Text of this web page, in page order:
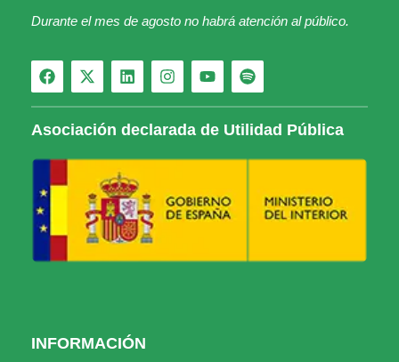
Durante el mes de agosto no habrá atención al público.
Asociación declarada de Utilidad Pública
INFORMACIÓN